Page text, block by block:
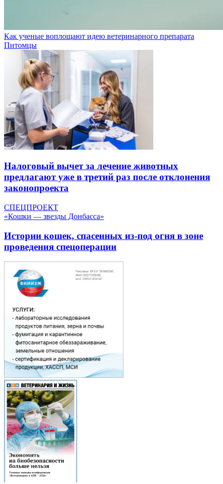
Как ученые воплощают идею ветеринарного препарата
Питомцы
Налоговый вычет за лечение животных
предлагают уже в третий раз после отклонения
законопроекта
СПЕЦПРОЕКТ
«Кошки — звезды Донбасса»
Истории кошек, спасенных из-под огня в зоне
проведения спецоперации